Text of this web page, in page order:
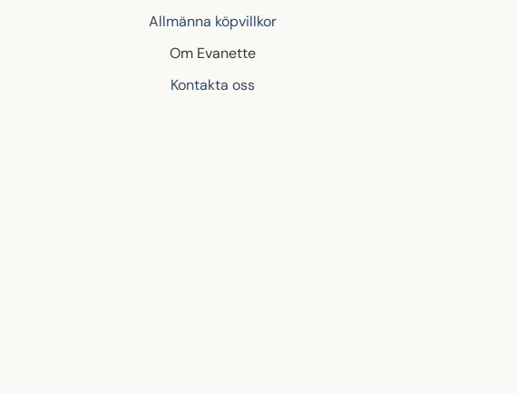
Allmänna köpvillkor
Om Evanette
Kontakta oss